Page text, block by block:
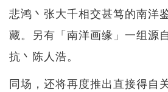
悲鸿丶张大千相交甚笃的南洋
藏。另有「南洋画缘」一组源
抗丶陈人浩。
同场，还将再度推出直接得自